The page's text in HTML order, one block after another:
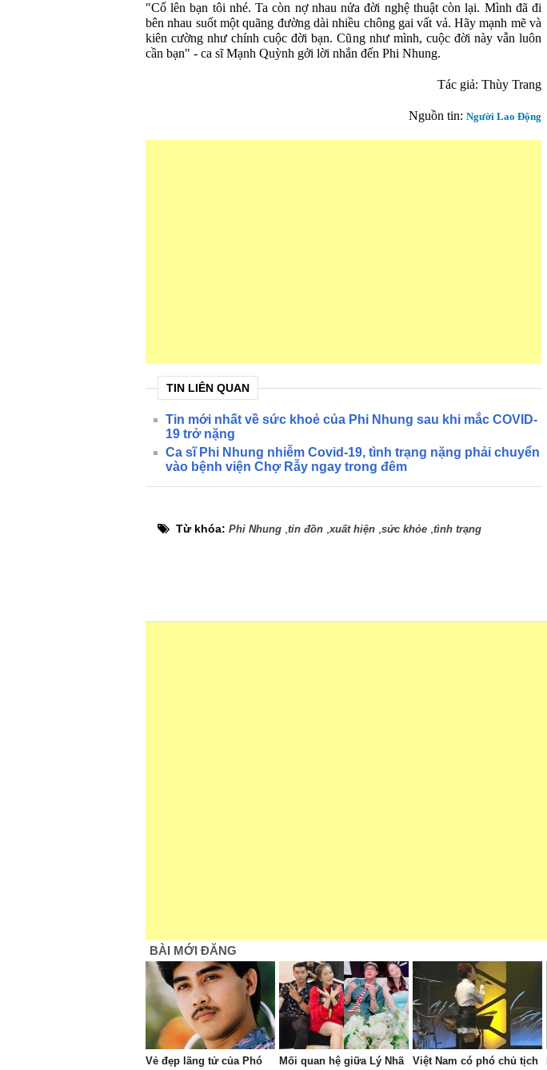
"Cố lên bạn tôi nhé. Ta còn nợ nhau nửa đời nghệ thuật còn lại. Mình đã đi
bên nhau suốt một quãng đường dài nhiều chông gai vất vả. Hãy mạnh mẽ và
kiên cường như chính cuộc đời bạn. Cũng như mình, cuộc đời này vẫn luôn
cần bạn" - ca sĩ Mạnh Quỳnh gởi lời nhắn đến Phi Nhung.
Tác giả: Thùy Trang
Nguồn tin: Người Lao Động
TIN LIÊN QUAN
Tin mới nhất về sức khoẻ của Phi Nhung sau khi mắc COVID-
19 trở nặng
Ca sĩ Phi Nhung nhiễm Covid-19, tình trạng nặng phải chuyển
vào bệnh viện Chợ Rẫy ngay trong đêm
Từ khóa: Phi Nhung tin đồn xuất hiện sức khỏe tình trạng
BÀI MỚI ĐĂNG
Vẻ đẹp lãng tử của Phó Mối quan hệ giữa Lý Nhã Việt Nam có phó chủ tịch